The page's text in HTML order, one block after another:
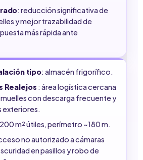
: reducción significativa de
y mejor trazabilidad de
más rápida ante
tipo: almacén frigorífico.
Realejos : área logística cercana
muelles con descarga frecuente y
exteriores.
m² útiles, perímetro ~180 m.
no autorizado a cámaras
en pasillos y robo de